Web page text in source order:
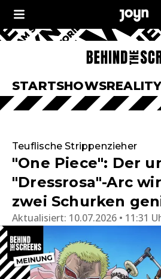
STARTSHOWSREALITY
Teuflische Strippenzieher
"One Piece": Der
"Dressrosa"-Arc
zwei Schurken
Aktualisiert: 10.07.2026 • 11:31